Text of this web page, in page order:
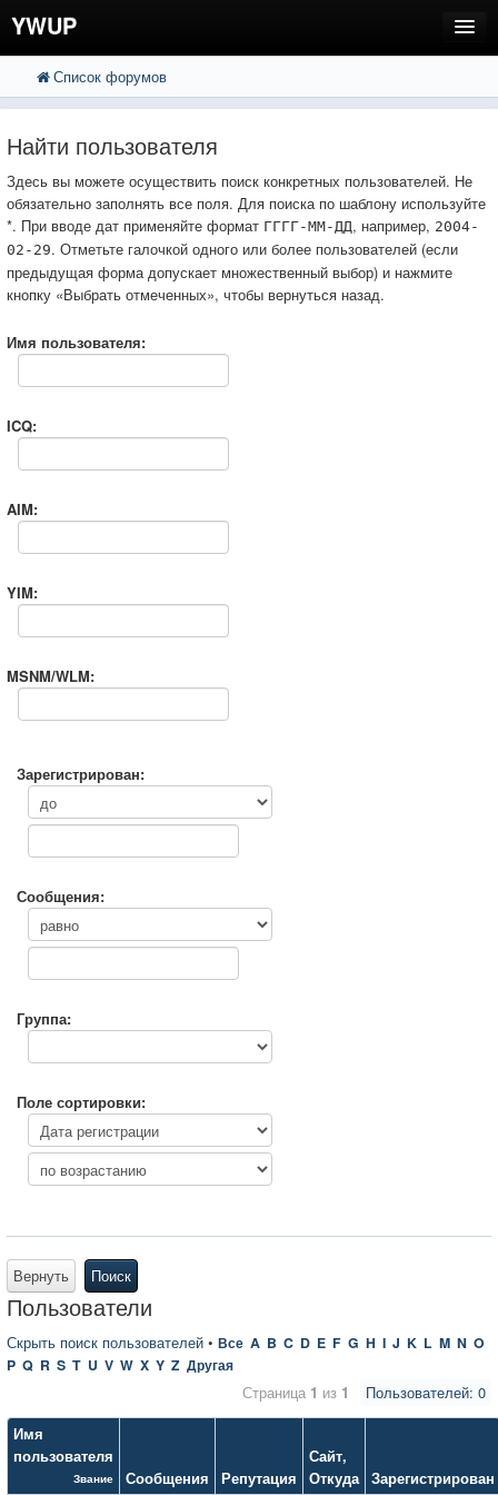
YWUP
FAQ
Вход
Список форумов
Найти пользователя
Здесь вы можете осуществить поиск конкретных пользователей. Не
обязательно заполнять все поля. Для поиска по шаблону используйте
*. При вводе дат применяйте формат ГГГГ-ММ-ДД, например, 2004-
02-29. Отметьте галочкой одного или более пользователей (если
предыдущая форма допускает множественный выбор) и нажмите
кнопку «Выбрать отмеченных», чтобы вернуться назад.
Имя пользователя:
ICQ:
AIM:
YIM:
MSNM/WLM:
Зарегистрирован:
Сообщения:
Группа:
Поле сортировки:
Вернуть Поиск
Пользователи
Скрыть поиск пользователей • Все A B C D E F G H I J K L M N O
P Q R S T U V W X Y Z Другая
Пользователей: 0
Страница 1 из 1
Имя
пользователя
Звание Сообщения Репутация
Сайт,
Откуда Зарегистрирован